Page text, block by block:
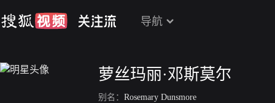
导航
萝丝玛丽·邓斯莫尔
别名： Rosemary Dunsmore